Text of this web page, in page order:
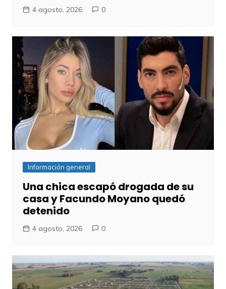
4 agosto, 2026 0
Información general
Una chica escapó drogada de su
casa y Facundo Moyano quedó
detenido
4 agosto, 2026 0